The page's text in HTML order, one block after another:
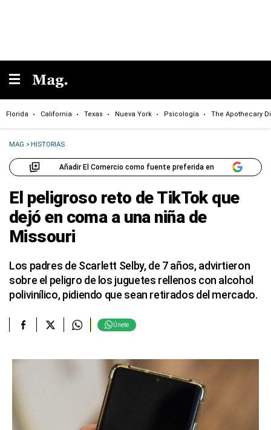
Florida California Texas Nueva York Psicología The Apothecary
MAG >HISTORIAS
Añadir El Comercio como fuente preferida en
El peligroso reto de TikTok que
dejó en coma a una niña de
Missouri
Los padres de Scarlett Selby, de 7 años, advirtieron
sobre el peligro de los juguetes rellenos con alcohol
polivinílico, pidiendo que sean retirados del mercado.
Únete